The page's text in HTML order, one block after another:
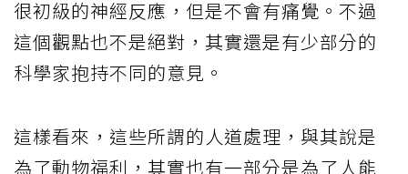
很初級的神經反應，但是不會有痛覺。不過
這個觀點也不是絕對，其實還是有少部分的
科學家抱持不同的意見。
這樣看來，這些所謂的人道處理，與其說是
為了動物福利，其實也有一部分是為了人能